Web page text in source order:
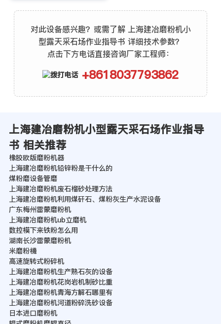
对此设备感兴趣？或需了解 上海建冶磨粉机小
型露天采石场作业指导书 详细技术参数？
点击下方电话直接咨询厂家工程师：
+8618037793862
上海建冶磨粉机小型露天采石场作业指导
书 相关推荐
橡胶欧版磨粉机器
上海建冶磨粉机铅锌粉是干什么的
煤粉磨设备管磨
上海建冶磨粉机废石榴砂处理方法
上海建冶磨粉机利用煤矸石、煤粉灰生产水泥设备
广东梅州雷蒙磨粉机
上海建冶磨粉机ub立磨机
数控模下来铁粉怎么用
湖南长沙雷蒙磨粉机
米磨粉機
高速旋转式粉碎机
上海建冶磨粉机生产熟石灰的设备
上海建冶磨粉机花岗岩机制砂比重
上海建冶磨粉机青海方解石哪里有
上海建冶磨粉机河道粉碎洗砂设备
日本进口磨粉机